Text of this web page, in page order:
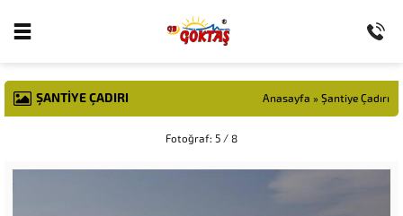
ŞANTIYE ÇADIRI Anasayfa » Şantiye Çadırı
Fotoğraf: 5 / 8